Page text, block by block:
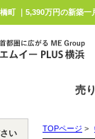
｜5,390万円の新築一
売
TOPページ >
い